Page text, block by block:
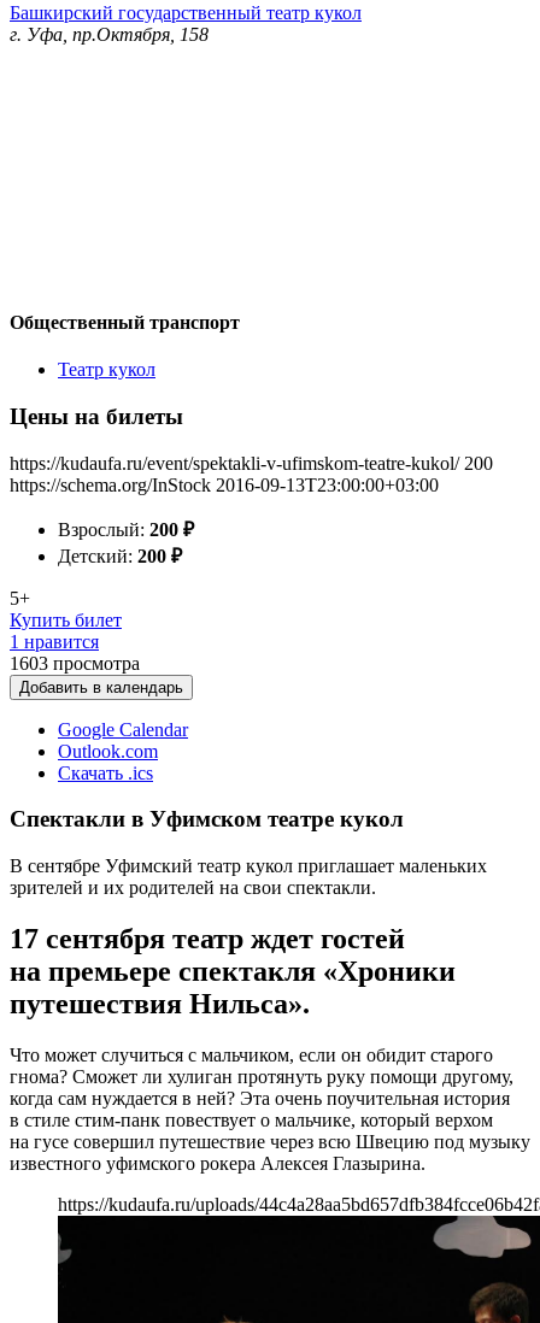
Башкирский государственный театр кукол
г. Уфа, пр.Октября, 158
Общественный транспорт
Театр кукол
Цены на билеты
https://kudaufa.ru/event/spektakli-v-ufimskom-teatre-kukol/ 200
https://schema.org/InStock 2016-09-13T23:00:00+03:00
Взрослый: 200 ₽
Детский: 200 ₽
5+
Купить билет
1 нравится
1603 просмотра
Добавить в календарь
Google Calendar
Outlook.com
Скачать .ics
Спектакли в Уфимском театре кукол
В сентябре Уфимский театр кукол приглашает маленьких
зрителей и их родителей на свои спектакли.
17 сентября театр ждет гостей
на премьере спектакля «Хроники
путешествия Нильса».
Что может случиться с мальчиком, если он обидит старого
гнома? Сможет ли хулиган протянуть руку помощи другому,
когда сам нуждается в ней? Эта очень поучительная история
в стиле стим-панк повествует о мальчике, который верхом
на гусе совершил путешествие через всю Швецию под музыку
известного уфимского рокера Алексея Глазырина.
https://kudaufa.ru/uploads/